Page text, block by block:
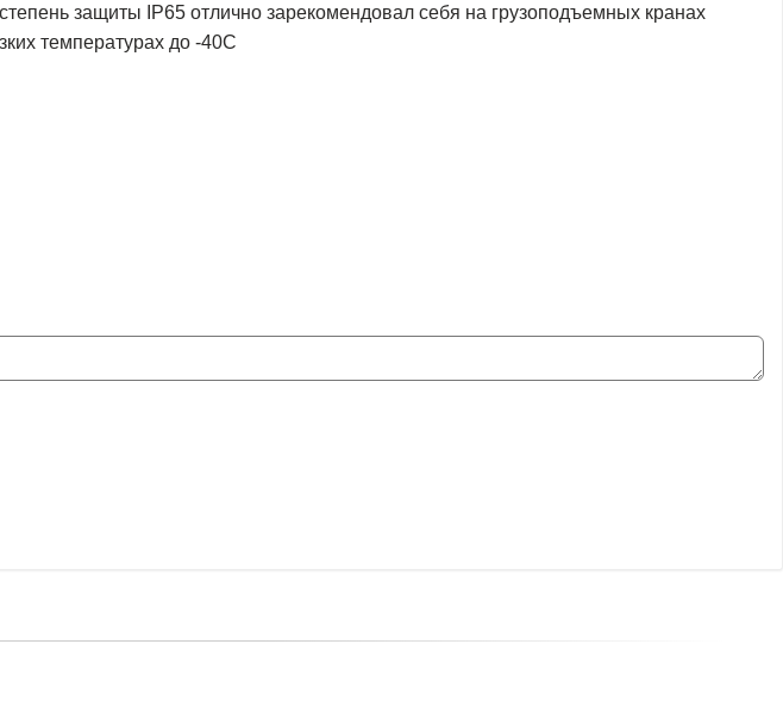
защиты IP65 отлично зарекомендовал себя на грузоподъемных кранах
температурах до -40С